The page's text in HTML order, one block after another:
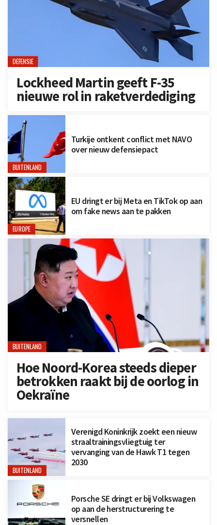
DEFENSIE
Lockheed Martin geeft F-35
nieuwe rol in raketverdediging
BUITENLAND
Turkije ontkent conflict met NAVO
over nieuw defensiepact
EUROPE
EU dringt er bij Meta en TikTok op aan
om fake news aan te pakken
BUITENLAND
Hoe Noord-Korea steeds dieper
betrokken raakt bij de oorlog in
Oekraïne
BUITENLAND
Verenigd Koninkrijk zoekt een nieuw
straaltrainingsvliegtuig ter
vervanging van de Hawk T1 tegen
2030
Porsche SE dringt er bij Volkswagen
op aan de herstructurering te
versnellen